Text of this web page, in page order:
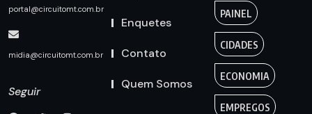
portal@circuitomt.com.br
midia@circuitomt.com.br
Seguir
Enquetes
Contato
Quem Somos
PAINEL
CIDADES
ECONOMIA
EMPREGOS